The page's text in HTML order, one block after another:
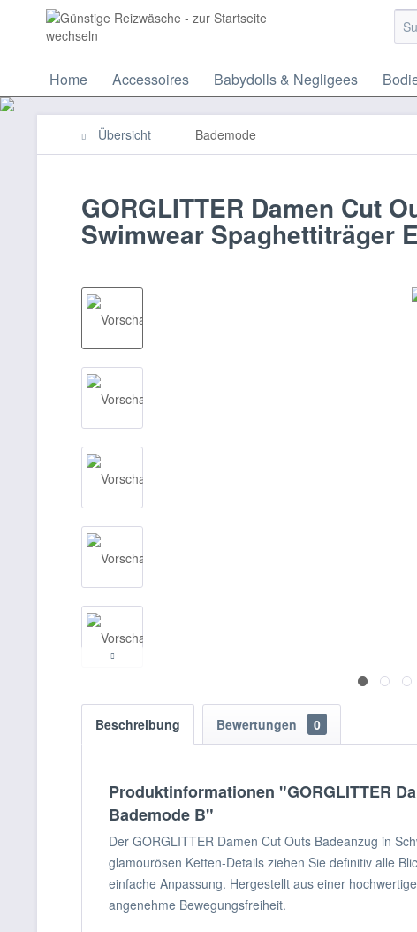
Home Accessoires Babydolls & Negligees
Übersicht Bademode
GORGLITTER Damen Cut
Swimwear Spaghettiträger
Beschreibung Bewertungen 0
Produktinformationen "GORGLITTER
Bademode B"
Der GORGLITTER Damen Cut Outs Badeanzug in
glamourösen Ketten-Details ziehen Sie definitiv alle
einfache Anpassung. Hergestellt aus einer
angenehme Bewegungsfreiheit.